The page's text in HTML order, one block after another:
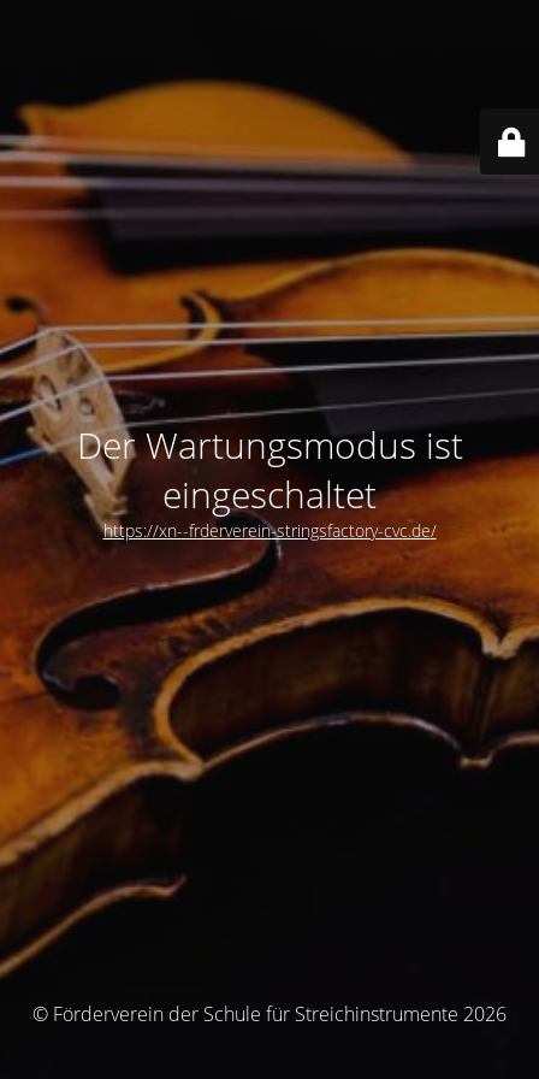
Der Wartungsmodus ist
eingeschaltet
https://xn--frderverein-stringsfactory-cvc.de/
© Förderverein der Schule für Streichinstrumente 2026